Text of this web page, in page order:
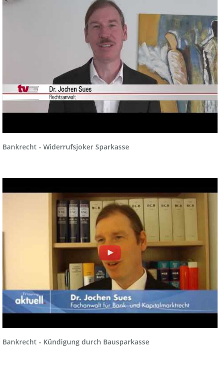
Recht der Finanzmakler und Versicherungsmakler
Sozialversicherungsrecht und Betriebsprüfungen
Verkehrsrecht, Ordnungswidrigkeiten und Strafrecht
Versicherungsrecht
Bankrecht - Widerrufsjoker Sparkasse
Bankrecht - Kündigung durch Bausparkasse